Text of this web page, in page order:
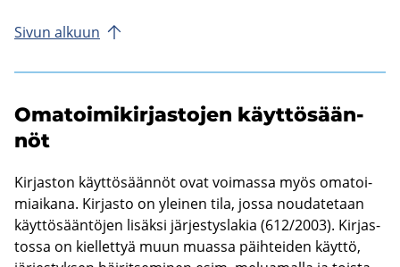
Sivun al­kuun
Oma­toi­mi­kir­jas­to­jen käyt­tö­sään­
nöt
Kir­jas­ton käyt­tö­sään­nöt ovat voi­mas­sa myös oma­toi­
miai­ka­na. Kir­jas­to on ylei­nen tila, jossa nou­da­te­taan
käyt­tö­sään­tö­jen li­säk­si jär­jes­tys­la­kia (612/2003). Kir­jas­
tos­sa on kiel­let­tyä muun muas­sa päih­tei­den käyt­tö,